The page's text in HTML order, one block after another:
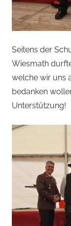
Seitens der
Wiesmath
welche wir uns
bedanken
Unterstützung!